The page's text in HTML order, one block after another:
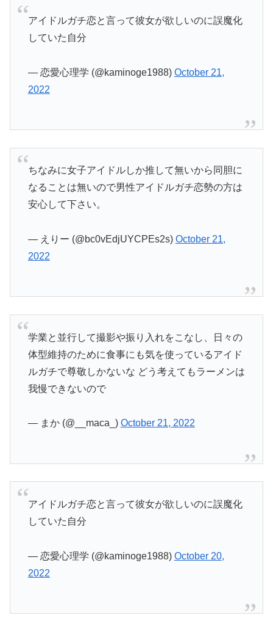
アイドルガチ恋と言って彼女が欲しいのに誤魔化
していた自分
— 恋愛心理学 (@kaminoge1988) October 21,
2022
ちなみに女子アイドルしか推して無いから同胆に
なることは無いので男性アイドルガチ恋勢の方は
安心して下さい。
— えりー (@bc0vEdjUYCPEs2s) October 21,
2022
学業と並行して撮影や振り入れをこなし、日々の
体型維持のために食事にも気を使っているアイド
ルガチで尊敬しかないな どう考えてもラーメンは
我慢できないので
— まか (@__maca_) October 21, 2022
アイドルガチ恋と言って彼女が欲しいのに誤魔化
していた自分
— 恋愛心理学 (@kaminoge1988) October 20,
2022